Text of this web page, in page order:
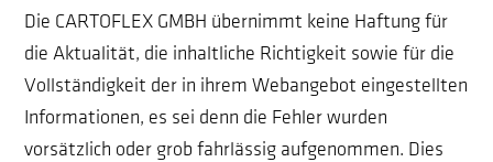
Die CARTOFLEX GMBH übernimmt keine Haftung für
die Aktualität, die inhaltliche Richtigkeit sowie für die
Vollständigkeit der in ihrem Webangebot eingestellten
Informationen, es sei denn die Fehler wurden
vorsätzlich oder grob fahrlässig aufgenommen. Dies